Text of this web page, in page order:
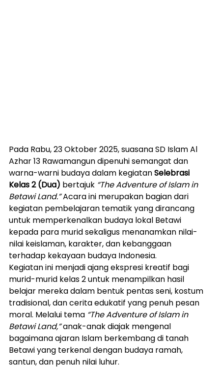
Pada Rabu, 23 Oktober 2025, suasana SD Islam Al
Azhar 13 Rawamangun dipenuhi semangat dan
warna-warni budaya dalam kegiatan Selebrasi
Kelas 2 (Dua) bertajuk “The Adventure of Islam in
Betawi Land.” Acara ini merupakan bagian dari
kegiatan pembelajaran tematik yang dirancang
untuk memperkenalkan budaya lokal Betawi
kepada para murid sekaligus menanamkan nilai-
nilai keislaman, karakter, dan kebanggaan
terhadap kekayaan budaya Indonesia.
Kegiatan ini menjadi ajang ekspresi kreatif bagi
murid-murid kelas 2 untuk menampilkan hasil
belajar mereka dalam bentuk pentas seni, kostum
tradisional, dan cerita edukatif yang penuh pesan
moral. Melalui tema “The Adventure of Islam in
Betawi Land,” anak-anak diajak mengenal
bagaimana ajaran Islam berkembang di tanah
Betawi yang terkenal dengan budaya ramah,
santun, dan penuh nilai luhur.